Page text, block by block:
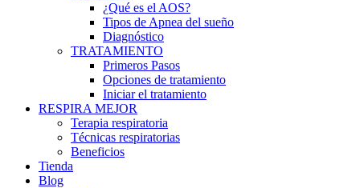
¿Qué es el AOS?
Tipos de Apnea del sueño
Diagnóstico
TRATAMIENTO
Primeros Pasos
Opciones de tratamiento
Iniciar el tratamiento
RESPIRA MEJOR
Terapia respiratoria
Técnicas respiratorias
Beneficios
Tienda
Blog